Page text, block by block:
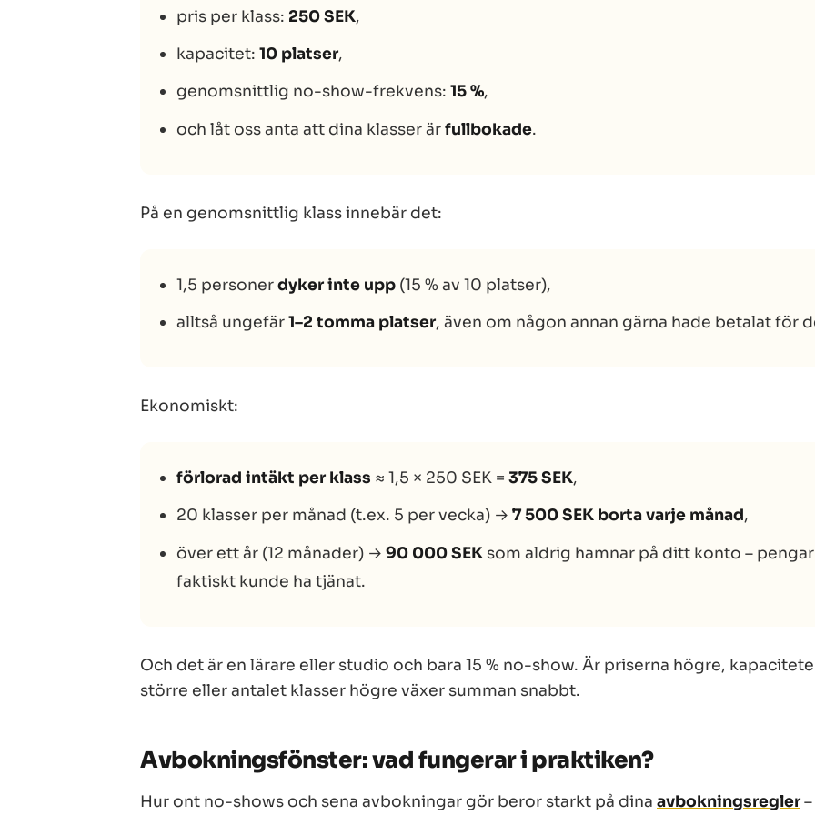
pris per klass: 250 SEK,
kapacitet: 10 platser,
genomsnittlig no-show-frekvens: 15 %,
och låt oss anta att dina klasser ärfullbokade.
På en genomsnittlig klass innebär det:
1,5 personerdyker inte upp (15 % av 10 platser),
alltså ungefär1–2 tomma platser, även om någon annan gärna hade betalat för
Ekonomiskt:
förlorad intäkt per klass ≈ 1,5 × 250 SEK = 375 SEK,
20 klasser per månad (t.ex. 5 per vecka) → 7 500 SEK borta varje månad,
över ett år (12 månader) → 90 000 SEK som aldrig hamnar på ditt konto –
faktiskt kunde ha tjänat.
Och det är en lärare eller studio och bara 15 % no-show. Är priserna högre,
större eller antalet klasser högre växer summan snabbt.
Avbokningsfönster: vad fungerar i praktiken?
Hur ont no-shows och sena avbokningar gör beror starkt på dina avbokningsregler